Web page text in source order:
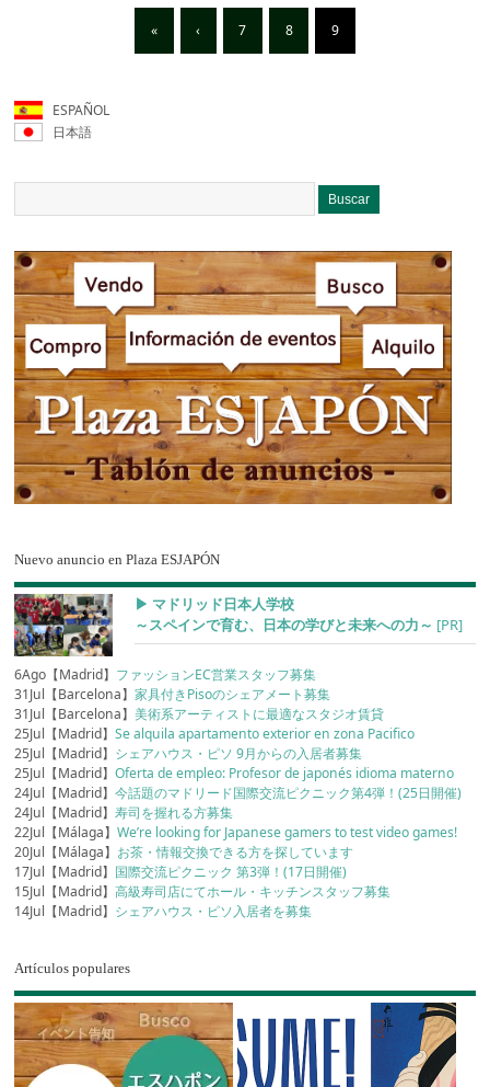
« ‹ 7 8 9
ESPAÑOL
日本語
Nuevo anuncio en Plaza ESJAPÓN
▶︎ マドリッド日本人学校
～スペインで育む、日本の学びと未来への力～ [PR]
6Ago【Madrid】 ファッションEC営業スタッフ募集
31Jul【Barcelona】家具付きPisoのシェアメート募集
31Jul【Barcelona】美術系アーティストに最適なスタジオ賃貸
25Jul【Madrid】Se alquila apartamento exterior en zona Pacifico
25Jul【Madrid】 シェアハウス・ピソ 9月からの入居者募集
25Jul【Madrid】Oferta de empleo: Profesor de japonés idioma materno
24Jul【Madrid】今話題のマドリード国際交流ピクニック第4弾！(25日開催)
24Jul【Madrid】寿司を握れる方募集
22Jul【Málaga】We’re looking for Japanese gamers to test video games!
20Jul【Málaga】 お茶・情報交換できる方を探しています
17Jul【Madrid】 国際交流ピクニック 第3弾！(17日開催)
15Jul【Madrid】高級寿司店にてホール・キッチンスタッフ募集
14Jul【Madrid】 シェアハウス・ピソ入居者を募集
Artículos populares